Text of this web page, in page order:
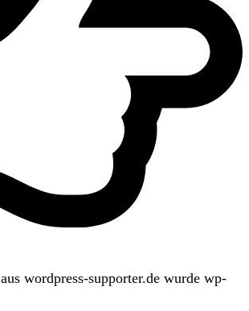
aus wordpress-supporter.de wurde wp-